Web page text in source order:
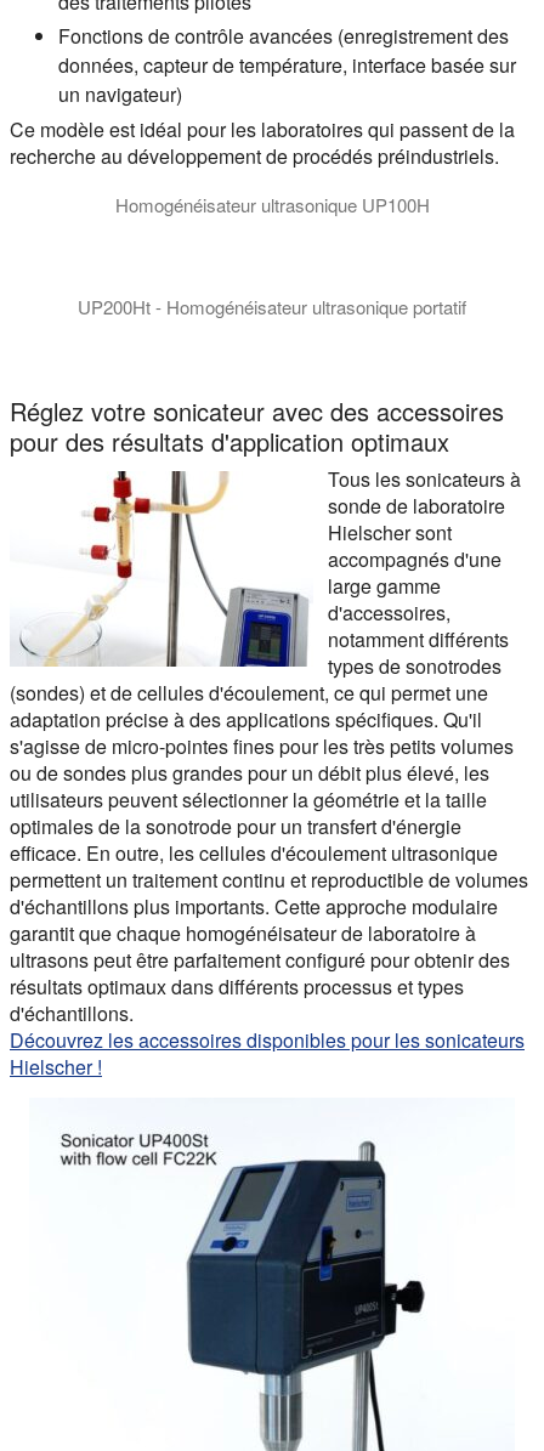
Fonctions de contrôle avancées (enregistrement des
données, capteur de température, interface basée sur
un navigateur)
Ce modèle est idéal pour les laboratoires qui passent de la
recherche au développement de procédés préindustriels.
Homogénéisateur ultrasonique UP100H
UP200Ht - Homogénéisateur ultrasonique portatif
Réglez votre sonicateur avec des accessoires
pour des résultats d'application optimaux
Tous les sonicateurs à
sonde de laboratoire
Hielscher sont
accompagnés d'une
large gamme
d'accessoires,
notamment différents
types de sonotrodes
(sondes) et de cellules d'écoulement, ce qui permet une
adaptation précise à des applications spécifiques. Qu'il
s'agisse de micro-pointes fines pour les très petits volumes
ou de sondes plus grandes pour un débit plus élevé, les
utilisateurs peuvent sélectionner la géométrie et la taille
optimales de la sonotrode pour un transfert d'énergie
efficace. En outre, les cellules d'écoulement ultrasonique
permettent un traitement continu et reproductible de volumes
d'échantillons plus importants. Cette approche modulaire
garantit que chaque homogénéisateur de laboratoire à
ultrasons peut être parfaitement configuré pour obtenir des
résultats optimaux dans différents processus et types
d'échantillons.
Découvrez les accessoires disponibles pour les sonicateurs
Hielscher !